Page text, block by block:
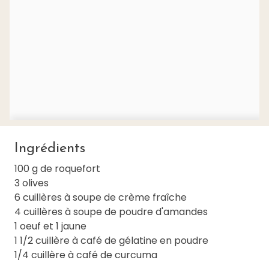
Ingrédients
100 g de roquefort
3 olives
6 cuillères à soupe de crème fraîche
4 cuillères à soupe de poudre d'amandes
1 oeuf et 1 jaune
1 1/2 cuillère à café de gélatine en poudre
1/4 cuillère à café de curcuma